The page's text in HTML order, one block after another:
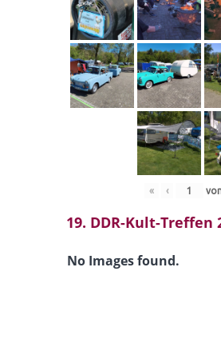
« ‹
19. DDR-Kult-Treffen
No Images found.